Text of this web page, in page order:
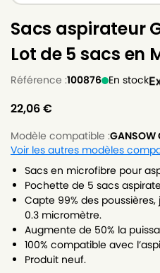
Sacs aspirateur
Lot de 5 sacs en
Référence :100876 En stock
22,06€
Modèle compatible :GANSOW
Voir les autres modèles
Sacs en microfibre pour
Pochette de 5 sacs
Capte 99% des
0.3 micromètre.
Augmente de 50% la
100% compatible avec
Produit neuf.